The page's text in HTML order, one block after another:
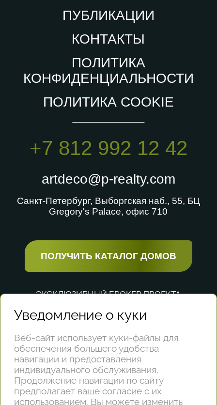
ПУБЛИКАЦИИ
КОНТАКТЫ
ПОЛИТИКА
КОНФИДЕНЦИАЛЬНОСТИ
ПОЛИТИКА COOKIE
+7 812 992 12 42
artdeco@p-realty.com
Санкт-Петербург, Выборгская наб., 55, БЦ
Gregory's Palace, офис 710
ПОЛУЧИТЬ КАТАЛОГ ДОМОВ
ЭКСКЛЮЗИВНЫЙ БРОКЕР ПРОЕКТА
ТЕХНИЧЕСКИЙ ПАРТНЕР ПРОЕКТА
Уведомление о куки
Веб-сайт использует куки-файлы для
обеспечения большего удобства
навигации и предоставления
индивидуального обслуживания.
Продолжение навигации по сайту
предполагает ваше согласие с их
использованием. Вы можете изменить